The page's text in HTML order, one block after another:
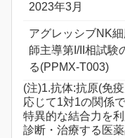
2023年3月
アグレッシブNK
師主導第I/II相試験
る(PPMX-T003)
(注)1.抗体:抗原(免
応じて1対1の関係
特異的な結合力を
診断・治療する医